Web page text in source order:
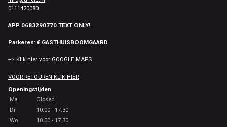
0111420080
APP 0683290770 TEXT ONLY!
Parkeren: € GASTHUISBOOMGAARD
--> Klik hier voor GOOGLE MAPS
VOOR RETOUREN KLIK HIER
Openingstijden
Ma
Closed
Di
10.00 - 17.30
Wo
10.00 - 17.30